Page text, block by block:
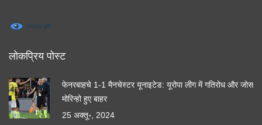
लोकप्रिय पोस्ट
फेनरबाहचे 1-1 मैनचेस्टर यूनाइटेड: यूरोपा लीग में गतिरोध और जोस
मोरिन्हो हुए बाहर
25 अक्तू॰, 2024